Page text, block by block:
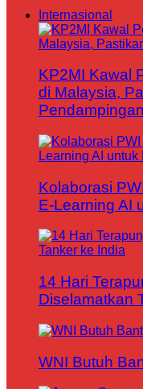
Internasional
KP2MI Kawal
di Malaysia,
Pendampingan
Kolaborasi
E-Learning AI
14 Hari
Diselamatkan
WNI Butuh